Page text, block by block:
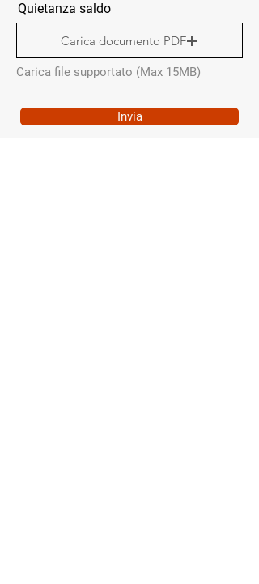
Quietanza saldo
Carica documento PDF
Carica file supportato (Max 15MB)
Invia